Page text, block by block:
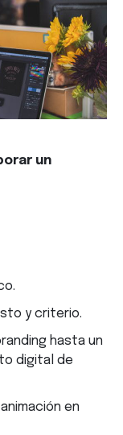
un
y criterio.
hasta un
digital de
en